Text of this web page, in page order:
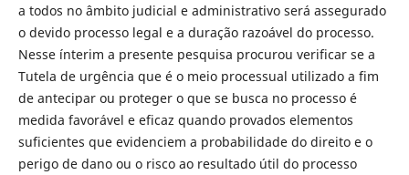
a todos no âmbito judicial e administrativo será assegurado
o devido processo legal e a duração razoável do processo.
Nesse ínterim a presente pesquisa procurou verificar se a
Tutela de urgência que é o meio processual utilizado a fim
de antecipar ou proteger o que se busca no processo é
medida favorável e eficaz quando provados elementos
suficientes que evidenciem a probabilidade do direito e o
perigo de dano ou o risco ao resultado útil do processo